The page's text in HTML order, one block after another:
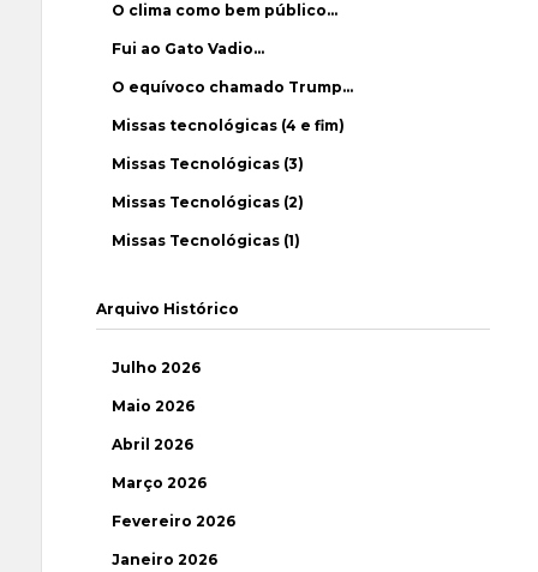
O clima como bem público…
Fui ao Gato Vadio…
O equívoco chamado Trump…
Missas tecnológicas (4 e fim)
Missas Tecnológicas (3)
Missas Tecnológicas (2)
Missas Tecnológicas (1)
Arquivo Histórico
Julho 2026
Maio 2026
Abril 2026
Março 2026
Fevereiro 2026
Janeiro 2026